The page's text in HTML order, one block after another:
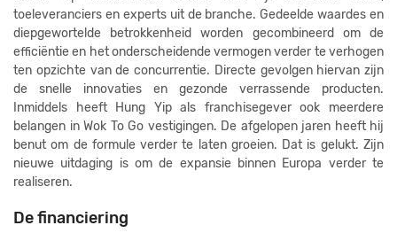
toeleveranciers en experts uit de branche. Gedeelde waardes en
diepgewortelde betrokkenheid worden gecombineerd om de
efficiëntie en het onderscheidende vermogen verder te verhogen
ten opzichte van de concurrentie. Directe gevolgen hiervan zijn
de snelle innovaties en gezonde verrassende producten.
Inmiddels heeft Hung Yip als franchisegever ook meerdere
belangen in Wok To Go vestigingen. De afgelopen jaren heeft hij
benut om de formule verder te laten groeien. Dat is gelukt. Zijn
nieuwe uitdaging is om de expansie binnen Europa verder te
realiseren.
De financiering